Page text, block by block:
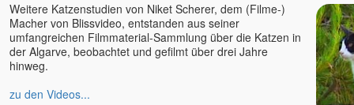
Weitere Katzenstudien von Niket Scherer, dem (Filme-)
Macher von Blissvideo, entstanden aus seiner
umfangreichen Filmmaterial-Sammlung über die Katzen in
der Algarve, beobachtet und gefilmt über drei Jahre
hinweg.
zu den Videos...